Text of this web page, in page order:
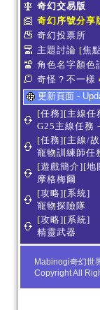
奇幻交易版
奇幻序號分享
奇幻投票所
主題討論 [焦
角色名字顏色
奇怪？不一樣
更新頁面 -
[任務][主線任
G25主線任務
[任務][主線/
寵物訓練師任
[遊戲簡介][地
摩格梅爾
[攻略][系統]
寵物探險隊
[攻略][系統]
精靈武器
Mabinogi奇幻世
Copyright All